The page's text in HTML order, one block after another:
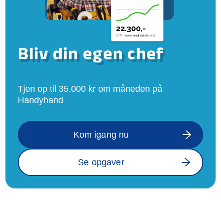
Bliv din egen chef
Tjen op til 35.000 kr om måneden på
Handyhand
Kom igang nu
Se opgaver